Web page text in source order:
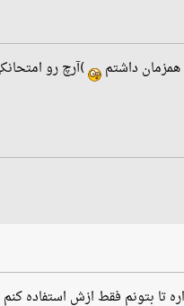
داشتم
)آرچ رو
تا بتونم فقط ازش استفاده کنم